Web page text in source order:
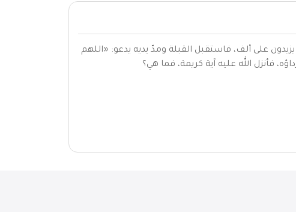
على ألف، فاستقبل القبلة ومدّ يديه يدعو: «اللهم
فأنزل الله عليه آية كريمة، فما هي؟